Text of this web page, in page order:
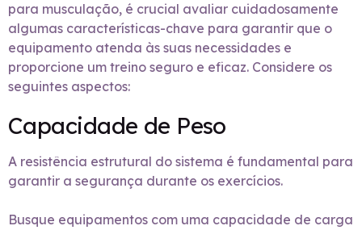
para musculação, é crucial avaliar cuidadosamente
algumas características-chave para garantir que o
equipamento atenda às suas necessidades e
proporcione um treino seguro e eficaz. Considere os
seguintes aspectos:
Capacidade de Peso
A resistência estrutural do sistema é fundamental para
garantir a segurança durante os exercícios.
Busque equipamentos com uma capacidade de carga